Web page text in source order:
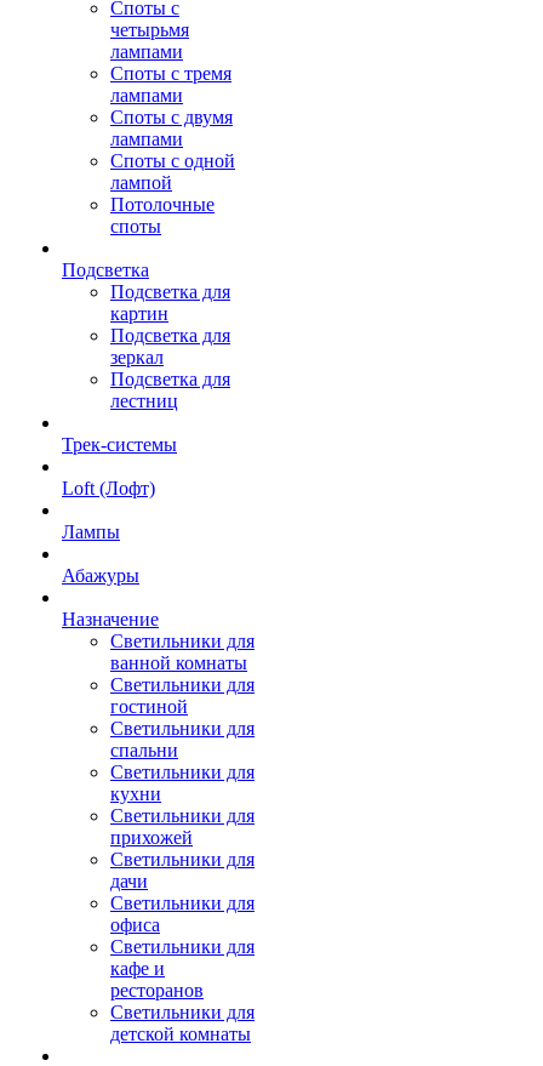
Споты с
четырьмя
лампами
Споты с тремя
лампами
Споты с двумя
лампами
Споты с одной
лампой
Потолочные
споты
Подсветка
Подсветка для
картин
Подсветка для
зеркал
Подсветка для
лестниц
Трек-системы
Loft (Лофт)
Лампы
Абажуры
Назначение
Светильники для
ванной комнаты
Светильники для
гостиной
Светильники для
спальни
Светильники для
кухни
Светильники для
прихожей
Светильники для
дачи
Светильники для
офиса
Светильники для
кафе и
ресторанов
Светильники для
детской комнаты